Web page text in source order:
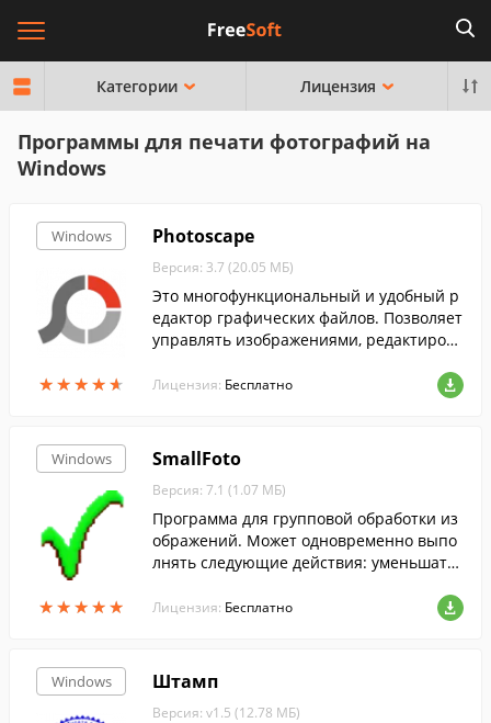
Категории Лицензия
Программы для печати фотографий на
Windows
Windows
★★★★★
★★★★★
Photoscape
Версия: 3.7 (20.05 МБ)
Это многофункциональный и удобный р
едактор графических файлов. Позволяет
управлять изображениями, редактирова
Лицензия: Бесплатно
Windows
★★★★★
★★★★★
SmallFoto
Версия: 7.1 (1.07 МБ)
Программа для групповой обработки из
ображений. Может одновременно выпо
лнять следующие действия: уменьшать
овать изображения из одного формата в
Лицензия: Бесплатно
Windows Штамп
Версия: v1.5 (12.78 МБ)